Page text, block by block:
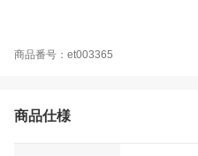
商品番号：et003365
商品仕様